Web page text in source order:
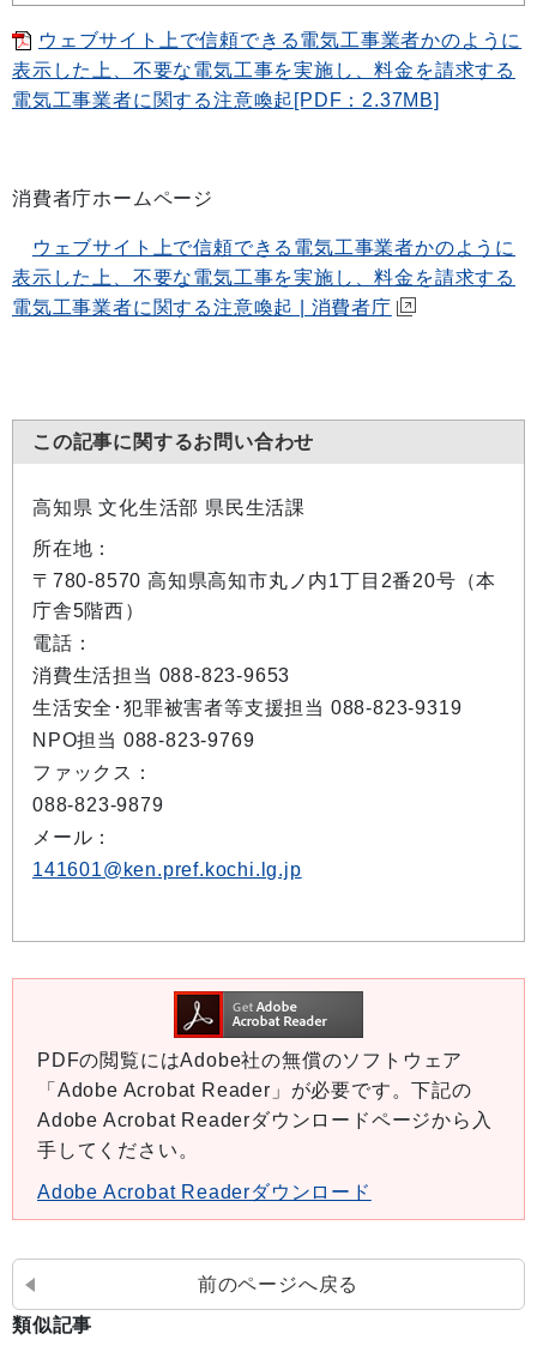
ウェブサイト上で信頼できる電気工事業者かのように
表示した上、不要な電気工事を実施し、料金を請求する
電気工事業者に関する注意喚起[PDF：2.37MB]
消費者庁ホームページ
ウェブサイト上で信頼できる電気工事業者かのように
表示した上、不要な電気工事を実施し、料金を請求する
電気工事業者に関する注意喚起 | 消費者庁
この記事に関するお問い合わせ
高知県 文化生活部 県民生活課
所在地：
〒780-8570 高知県高知市丸ノ内1丁目2番20号（本
庁舎5階西）
電話：
消費生活担当 088-823-9653
生活安全･犯罪被害者等支援担当 088-823-9319
NPO担当 088-823-9769
ファックス：
088-823-9879
メール：
141601@ken.pref.kochi.lg.jp
PDFの閲覧にはAdobe社の無償のソフトウェア
「Adobe Acrobat Reader」が必要です。下記の
Adobe Acrobat Readerダウンロードページから入
手してください。
Adobe Acrobat Readerダウンロード
前のページへ戻る
類似記事